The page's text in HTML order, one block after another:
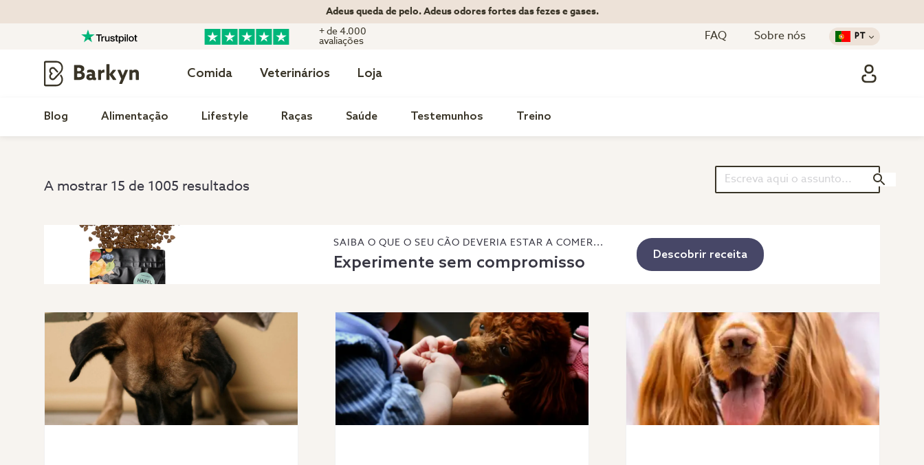
Adeus queda de pelo. Adeus odores fortes das fezes e gases.
+ de 4.000
avaliações
FAQ Sobre nós PT
Comida Veterinários Loja
Blog Alimentação Lifestyle Raças Saúde Testemunhos Treino
A mostrar 15 de 1005 resultados
SAIBA O QUE O SEU CÃO DEVERIA ESTAR A COMER...
Experimente sem compromisso Descobrir receita